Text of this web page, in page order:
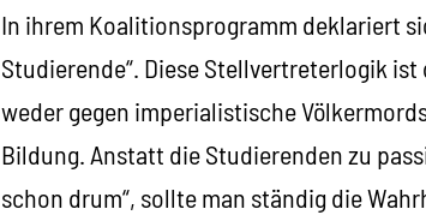
In ihrem Koalitionsprogramm deklariert
Studierende“. Diese Stellvertreterlogik
weder gegen imperialistische
Bildung. Anstatt die Studierenden zu
schon drum“, sollte man ständig die